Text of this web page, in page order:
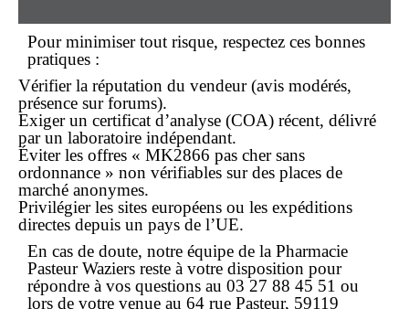
Pour minimiser tout risque, respectez ces bonnes
pratiques :
Vérifier la réputation du vendeur (avis modérés,
présence sur forums).
Exiger un certificat d’analyse (COA) récent, délivré
par un laboratoire indépendant.
Éviter les offres « MK2866 pas cher sans
ordonnance » non vérifiables sur des places de
marché anonymes.
Privilégier les sites européens ou les expéditions
directes depuis un pays de l’UE.
En cas de doute, notre équipe de la Pharmacie
Pasteur Waziers reste à votre disposition pour
répondre à vos questions au 03 27 88 45 51 ou
lors de votre venue au 64 rue Pasteur, 59119